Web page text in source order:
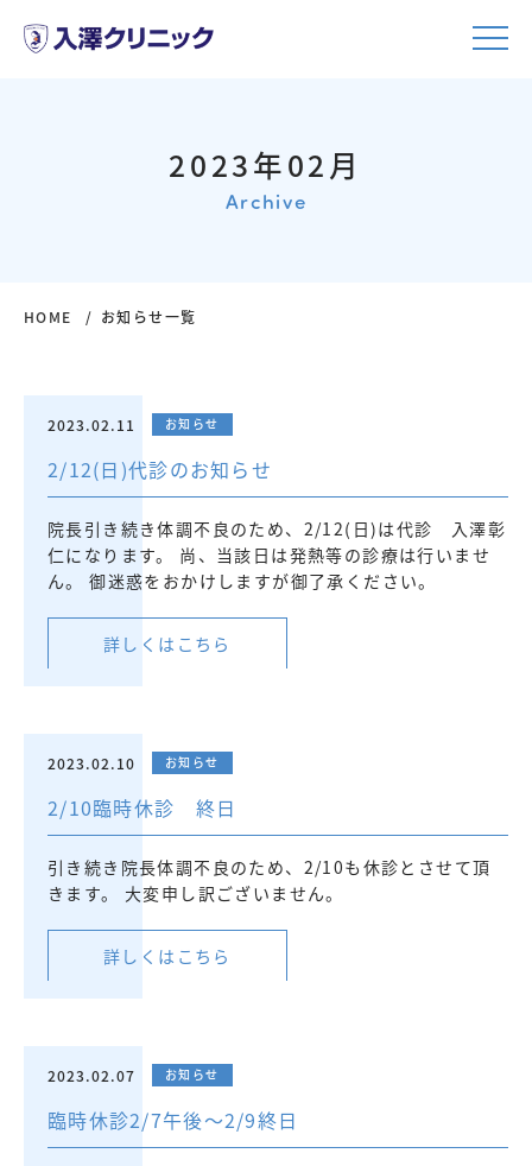
2023年02月
Archive
HOME お知らせ一覧
2023.02.11 お知らせ
2/12(日)代診のお知らせ
院長引き続き体調不良のため、2/12(日)は代診 入澤彰
仁になります。 尚、当該日は発熱等の診療は行いませ
ん。 御迷惑をおかけしますが御了承ください。
詳しくはこちら
2023.02.10 お知らせ
2/10臨時休診 終日
引き続き院長体調不良のため、2/10も休診とさせて頂
きます。 大変申し訳ございません。
詳しくはこちら
2023.02.07 お知らせ
臨時休診2/7午後～2/9終日